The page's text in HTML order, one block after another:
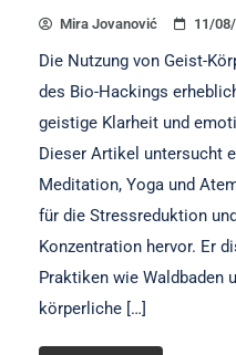
Mira Jovanović 11/
Die Nutzung von Geist-
des Bio-Hackings
geistige Klarheit und
Dieser Artikel untersucht
Meditation, Yoga und
für die Stressreduktion
Konzentration hervor. Er
Praktiken wie Waldbaden
körperliche […]